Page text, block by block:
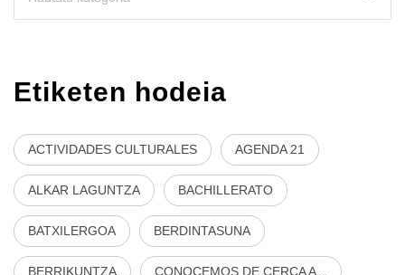
Etiketen hodeia
ACTIVIDADES CULTURALES AGENDA 21
ALKAR LAGUNTZA BACHILLERATO
BATXILERGOA BERDINTASUNA
BERRIKUNTZA CONOCEMOS DE CERCA A...